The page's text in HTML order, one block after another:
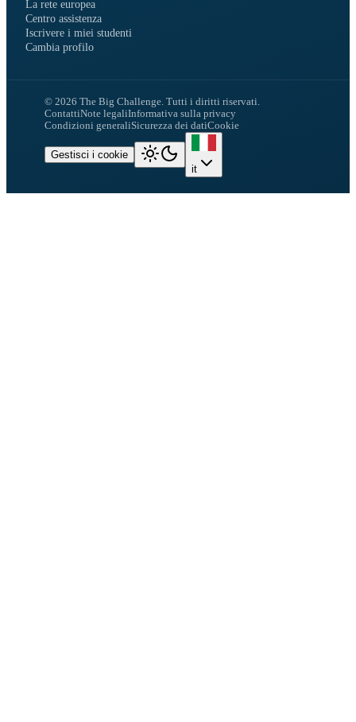
La rete europea
Centro assistenza
Iscrivere i miei studenti
Cambia profilo
© 2026 The Big Challenge. Tutti i diritti riservati.
ContattiNote legaliInformativa sulla privacy
Condizioni generaliSicurezza dei datiCookie
Gestisci i cookie
it